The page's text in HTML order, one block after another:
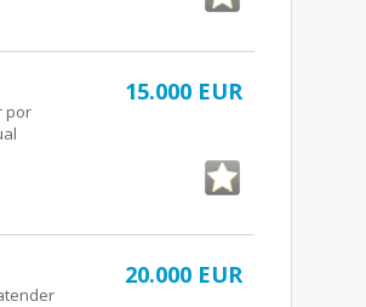
15.000 EUR
por
la
20.000 EUR